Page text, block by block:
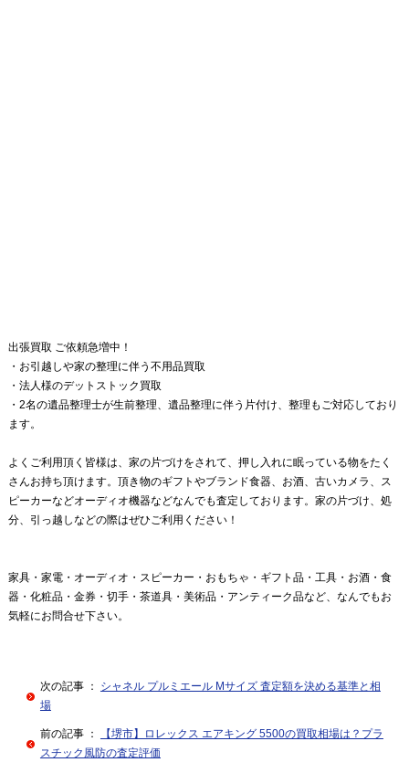
出張買取 ご依頼急増中！
・お引越しや家の整理に伴う不用品買取
・法人様のデットストック買取
・2名の遺品整理士が生前整理、遺品整理に伴う片付け、整理もご対応しており
ます。
よくご利用頂く皆様は、家の片づけをされて、押し入れに眠っている物をたく
さんお持ち頂けます。頂き物のギフトやブランド食器、お酒、古いカメラ、ス
ピーカーなどオーディオ機器などなんでも査定しております。家の片づけ、処
分、引っ越しなどの際はぜひご利用ください！
家具・家電・オーディオ・スピーカー・おもちゃ・ギフト品・工具・お酒・食
器・化粧品・金券・切手・茶道具・美術品・アンティーク品など、なんでもお
気軽にお問合せ下さい。
次の記事 ： シャネル プルミエール Mサイズ 査定額を決める基準と相
場
前の記事 ：
【堺市】ロレックス エアキング 5500の買取相場は？プラ
スチック風防の査定評価